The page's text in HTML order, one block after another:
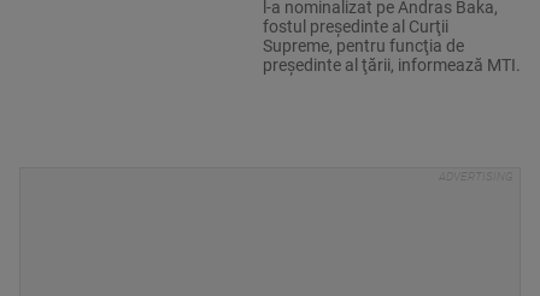
l-a nominalizat pe Andras Baka,
fostul preşedinte al Curţii
Supreme, pentru funcţia de
preşedinte al ţării, informează MTI.